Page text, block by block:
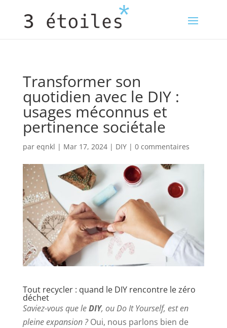
Transformer son
quotidien avec le DIY :
usages méconnus et
pertinence sociétale
par eqnkl | Mar 17, 2024| DIY| 0 commentaires
Tout recycler : quand le DIY rencontre le zéro
déchet
Saviez-vous que leDIY, ou Do It Yourself, est en
pleine expansion ?Oui, nous parlons bien de